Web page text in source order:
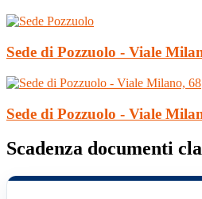
Sede di Pozzuolo - Viale
Sede di Pozzuolo - Viale
Scadenza documenti